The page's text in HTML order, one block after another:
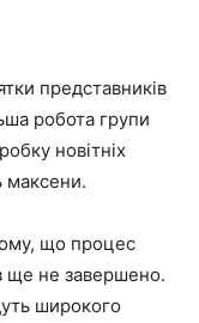
представників
робота групи
новітніх
максени.
що процес
ще не завершено.
широкого